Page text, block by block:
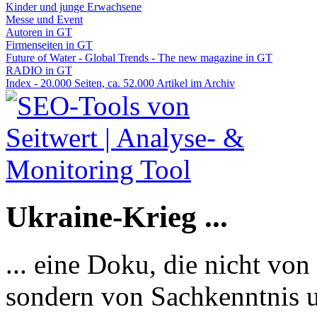
Kinder und junge Erwachsene
Messe und Event
Autoren in GT
Firmenseiten in GT
Future of Water - Global Trends - The new magazine in GT
RADIO in GT
Index - 20.000 Seiten, ca. 52.000 Artikel im Archiv
Ukraine-Krieg ...
... eine Doku, die nicht
sondern von Sachkenntnis